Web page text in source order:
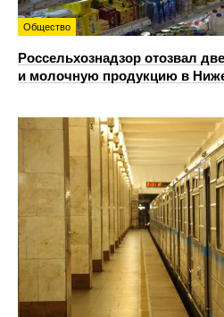
Общество
Россельхознадзор отозвал
и молочную продукцию в